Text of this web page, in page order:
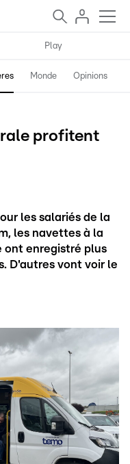
Play
Monde Opinions
profitent
les salariés de la
les navettes à la
ont enregistré plus
D'autres vont voir le